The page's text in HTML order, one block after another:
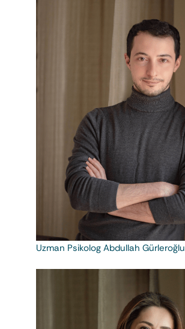
Uzman Psikolog Abdullah Gürleroğlu